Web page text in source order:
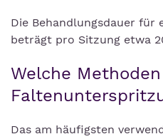
Die Behandlungsdauer
beträgt pro Sitzung etwa
Welche
Das am häufigsten